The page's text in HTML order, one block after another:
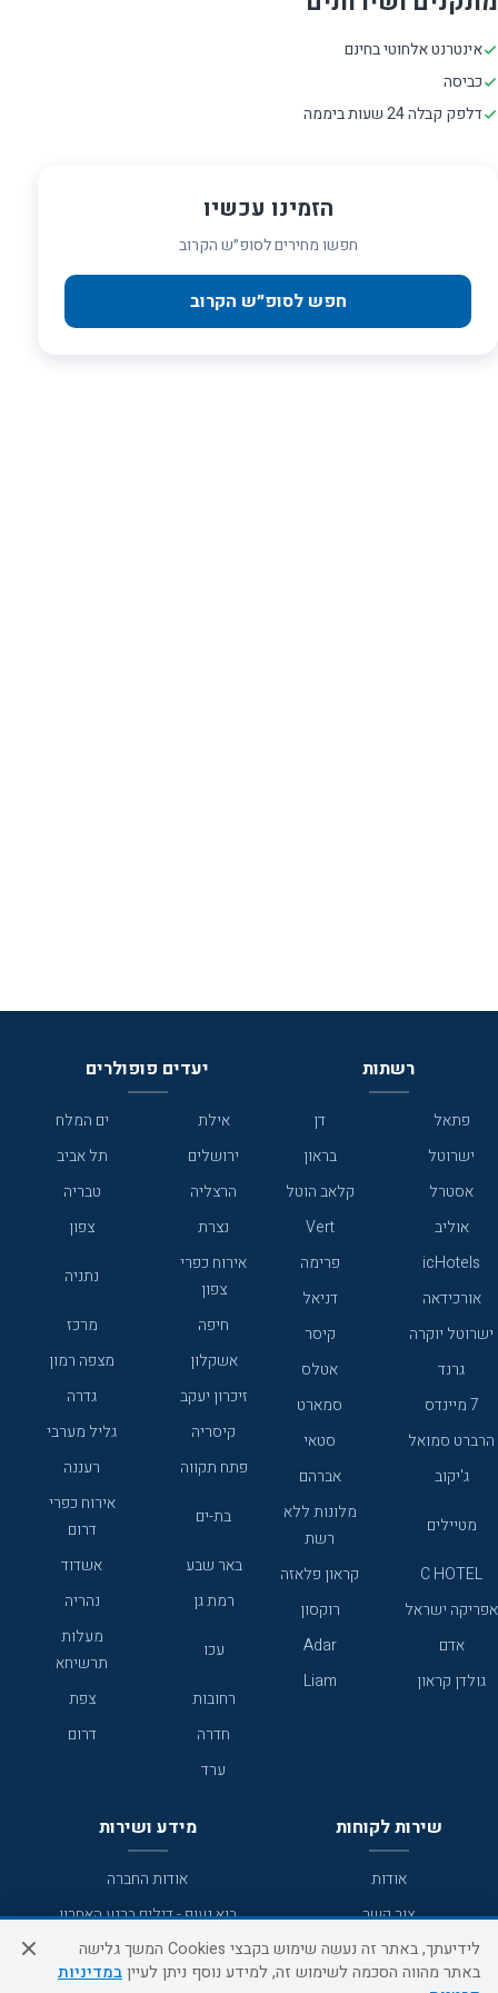
אינטרנט אלחוטי בחינם
כביסה
דלפק קבלה 24 שעות ביממה
הזמינו עכשיו
חפשו מחירים לסופ״ש הקרוב
חפש לסופ״ש הקרוב
רשתות
פתאל
דן
ישרוטל
בראון
אסטרל
קלאב הוטל
אוליב
Vert
icHotels
פרימה
אורכידאה
דניאל
ישרוטל יוקרה
קיסר
גרנד
אטלס
7 מיינדס
סמארט
הרברט סמואל
סטאי
ג'יקוב
אברהם
מטיילים
מלונות ללא
רשת
C HOTEL
קראון פלאזה
אפריקה ישראל
רוקסון
אדם
Adar
גולדן קראון
Liam
יעדים פופולרים
אילת
ים המלח
ירושלים
תל אביב
הרצליה
טבריה
נצרת
צפון
אירוח כפרי
צפון
נתניה
חיפה
מרכז
אשקלון
מצפה רמון
זיכרון יעקב
גדרה
קיסריה
גליל מערבי
פתח תקווה
רעננה
בת-ים
אירוח כפרי
דרום
באר שבע
אשדוד
רמת גן
נהריה
עכו
מעלות
תרשיחא
רחובות
צפת
חדרה
דרום
ערד
שירות לקוחות
אודות
צור קשר
מדיניות פרטיות
מידע ושירות
אודות החברה
בוא נעוף - דילים ברגע האחרון
הסדרי נגישות
השטיח המעופף הטבות
לידיעתך, באתר זה נעשה שימוש בקבצי Cookies המשך גלישה
באתר מהווה הסכמה לשימוש זה, למידע נוסף ניתן לעייןבמדיניות